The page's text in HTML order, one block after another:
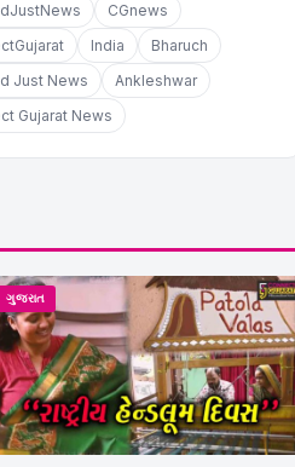
CGnews
India
Bharuch
Just News
Ankleshwar
Gujarat News
ગુજરાત